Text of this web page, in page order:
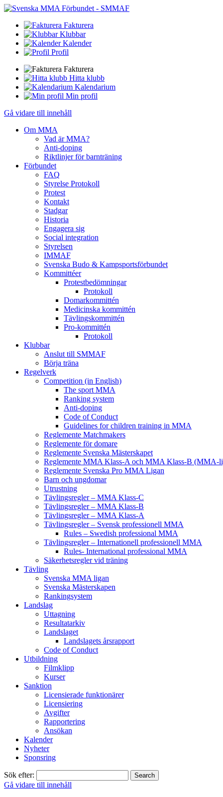
Fakturera
Klubbar
Kalender
Profil
Fakturera
Hitta klubb
Kalendarium
Min profil
Gå vidare till innehåll
Om MMA
Vad är MMA?
Anti-doping
Riktlinjer för barnträning
Förbundet
FAQ
Styrelse Protokoll
Protest
Kontakt
Stadgar
Historia
Engagera sig
Social integration
Styrelsen
IMMAF
Svenska Budo & Kampsportsförbundet
Kommittéer
Protestbedömningar
Protokoll
Domarkommittén
Medicinska kommittén
Tävlingskommittén
Pro-kommittén
Protokoll
Klubbar
Anslut till SMMAF
Börja träna
Regelverk
Competition (in English)
The sport MMA
Ranking system
Anti-doping
Code of Conduct
Guidelines for children training in MMA
Reglemente Matchmakers
Reglemente för domare
Reglemente Svenska Mästerskapet
Reglemente MMA Klass-A och MMA Klass-B (MMA-
Reglemente Svenska Pro MMA Ligan
Barn och ungdomar
Utrustning
Tävlingsregler – MMA Klass-C
Tävlingsregler – MMA Klass-B
Tävlingsregler – MMA Klass-A
Tävlingsregler – Svensk professionell MMA
Rules – Swedish professional MMA
Tävlingsregler – Internationell professionell MMA
Rules- International professional MMA
Säkerhetsregler vid träning
Tävling
Svenska MMA ligan
Svenska Mästerskapen
Rankingsystem
Landslag
Uttagning
Resultatarkiv
Landslaget
Landslagets årsrapport
Code of Conduct
Utbildning
Filmklipp
Kurser
Sanktion
Licensierade funktionärer
Licensiering
Avgifter
Rapportering
Ansökan
Kalender
Nyheter
Sponsring
Sök efter:
Gå vidare till innehåll